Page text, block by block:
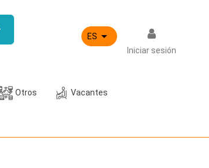
ES 
Iniciar sesión
Otros Vacantes